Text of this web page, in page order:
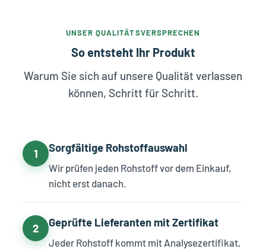
UNSER QUALITÄTSVERSPRECHEN
So entsteht Ihr Produkt
Warum Sie sich auf unsere Qualität verlassen
können, Schritt für Schritt.
1 Sorgfältige Rohstoffauswahl
Wir prüfen jeden Rohstoff vor dem Einkauf,
nicht erst danach.
2 Geprüfte Lieferanten mit Zertifikat
Jeder Rohstoff kommt mit Analysezertifikat,